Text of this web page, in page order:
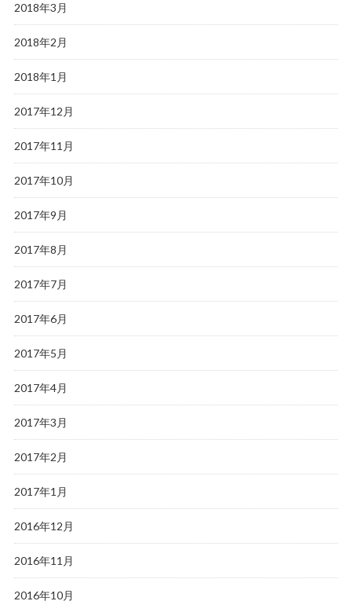
2018年3月
2018年2月
2018年1月
2017年12月
2017年11月
2017年10月
2017年9月
2017年8月
2017年7月
2017年6月
2017年5月
2017年4月
2017年3月
2017年2月
2017年1月
2016年12月
2016年11月
2016年10月